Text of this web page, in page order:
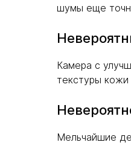
шумы еще
Камера с
текстуры кожи
Мельчайшие